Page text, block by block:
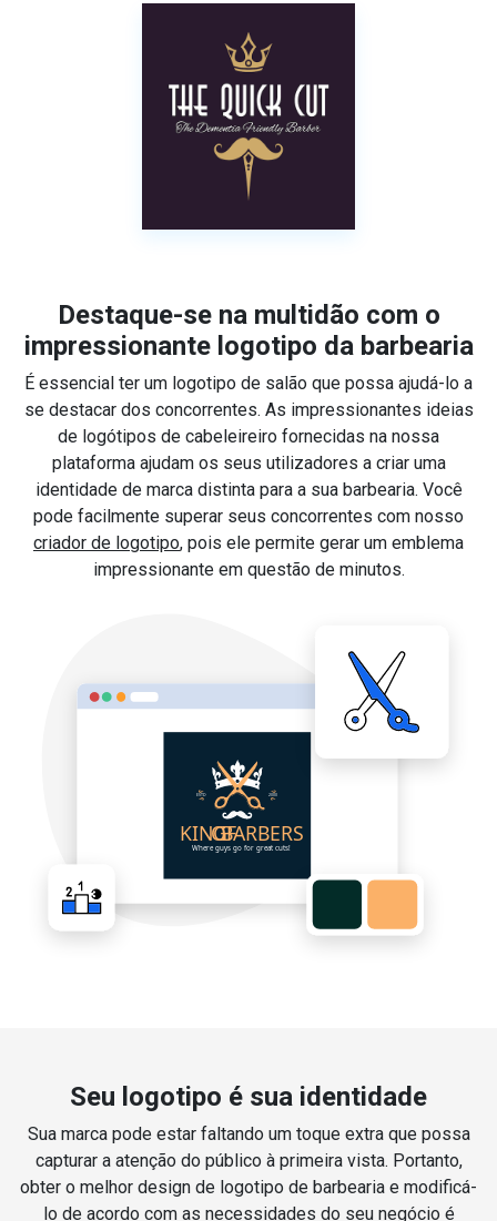
Destaque-se na multidão com o
impressionante logotipo da barbearia
É essencial ter um logotipo de salão que possa ajudá-lo a
se destacar dos concorrentes. As impressionantes ideias
de logótipos de cabeleireiro fornecidas na nossa
plataforma ajudam os seus utilizadores a criar uma
identidade de marca distinta para a sua barbearia. Você
pode facilmente superar seus concorrentes com nosso
criador de logotipo, pois ele permite gerar um emblema
impressionante em questão de minutos.
Seu logotipo é sua identidade
Sua marca pode estar faltando um toque extra que possa
capturar a atenção do público à primeira vista. Portanto,
obter o melhor design de logotipo de barbearia e modificá-
lo de acordo com as necessidades do seu negócio é